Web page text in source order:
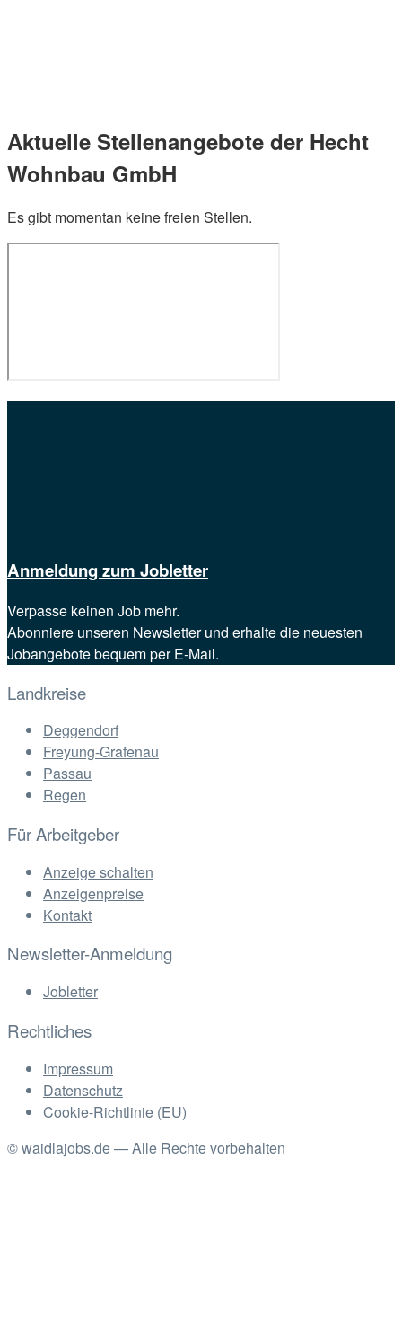
Aktuelle Stellenangebote der Hecht
Wohnbau GmbH
Es gibt momentan keine freien Stellen.
Anmeldung zum Jobletter
Verpasse keinen Job mehr.
Abonniere unseren Newsletter und erhalte die neuesten
Jobangebote bequem per E-Mail.
Landkreise
Deggendorf
Freyung-Grafenau
Passau
Regen
Für Arbeitgeber
Anzeige schalten
Anzeigenpreise
Kontakt
Newsletter-Anmeldung
Jobletter
Rechtliches
Impressum
Datenschutz
Cookie-Richtlinie (EU)
© waidlajobs.de — Alle Rechte vorbehalten